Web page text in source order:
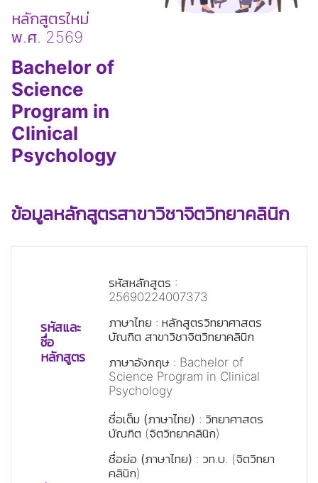
หลักสูตรใหม่
พ.ศ. 2569
Bachelor of
Science
Program in
Clinical
Psychology
ข้อมูลหลักสูตรสาขาวิชาจิตวิทยาคลินิก
รหัสและ
ชื่อ
หลักสูตร
รหัสหลักสูตร :
25690224007373
ภาษาไทย : หลักสูตรวิทยาศาสตร
บัณฑิต สาขาวิชาจิตวิทยาคลินิก
ภาษาอังกฤษ : Bachelor of
Science Program in Clinical
Psychology
ชื่อเต็ม (ภาษาไทย) : วิทยาศาสตร
บัณฑิต (จิตวิทยาคลินิก)
ชื่อย่อ (ภาษาไทย) : วท.บ. (จิตวิทยา
คลินิก)